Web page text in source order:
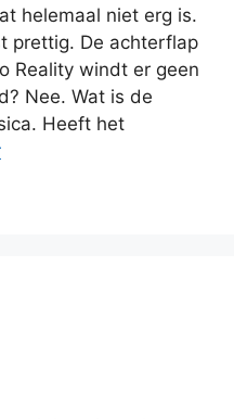
helemaal niet erg is.
prettig. De achterflap
Reality windt er geen
Nee. Wat is de
Heeft het